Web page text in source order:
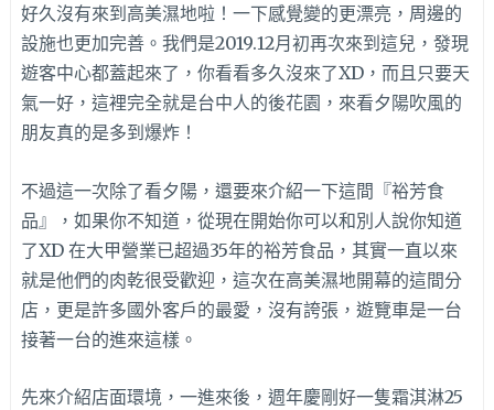
好久沒有來到高美濕地啦！一下感覺變的更漂亮，周邊的
設施也更加完善。我們是2019.12月初再次來到這兒，發現
遊客中心都蓋起來了，你看看多久沒來了XD，而且只要天
氣一好，這裡完全就是台中人的後花園，來看夕陽吹風的
朋友真的是多到爆炸！
不過這一次除了看夕陽，還要來介紹一下這間『裕芳食
品』，如果你不知道，從現在開始你可以和別人說你知道
了XD 在大甲營業已超過35年的裕芳食品，其實一直以來
就是他們的肉乾很受歡迎，這次在高美濕地開幕的這間分
店，更是許多國外客戶的最愛，沒有誇張，遊覽車是一台
接著一台的進來這樣。
先來介紹店面環境，一進來後，週年慶剛好一隻霜淇淋25